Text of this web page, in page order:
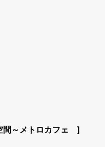
間～メトロカフェ ]